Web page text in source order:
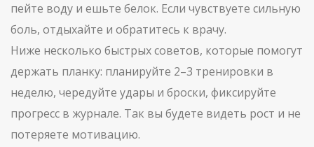
пейте воду и ешьте белок. Если чувствуете сильную
боль, отдыхайте и обратитесь к врачу.
Ниже несколько быстрых советов, которые помогут
держать планку: планируйте 2–3 тренировки в
неделю, чередуйте удары и броски, фиксируйте
прогресс в журнале. Так вы будете видеть рост и не
потеряете мотивацию.